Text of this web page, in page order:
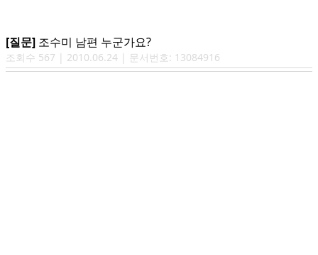
[질문] 조수미 남편 누군가요?
조회수 567 | 2010.06.24 | 문서번호: 13084916